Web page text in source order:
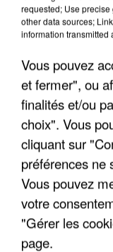
L’UN DES
MAFIA
requested; Use
other data sources;
information transmitted
Vous pouvez
et fermer", ou
finalités et/ou
choix". Vous
cliquant sur
préférences ne
Vous pouvez
votre
"Gérer les
page.